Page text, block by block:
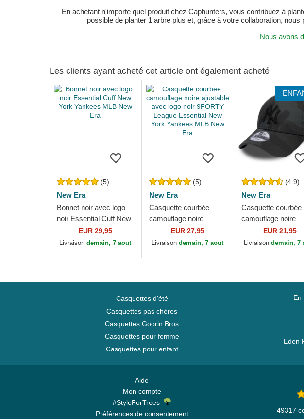
En achetant n'importe quel produit chez Caphunters, vous contribuez à
possible de planter 1 arbre plus et, grâce à votre collaboration,
Nous avons
Les clients ayant acheté cet article ont également acheté
(5)
New Era
Bonnet noir avec logo
noir Essential Cuff New
York Yankees MLB
New Era
EUR 29,95
Livraisondemain, 7 aout
(5)
New Era
Casquette courbée
camouflage noire
ajustable avec logo noir
9FORTY League
EUR 27,95
Livraisondemain, 7 aout
(4.9)
New Era
Casquette courbée
camouflage noire
ajustable pour enfant
avec logo noir
EUR 21,95
Livraisondemain, 7
Casquettes d'été
Casquettes pas chères
Casquettes Goorin Bros
Casquettes pour femme
Casquettes pour enfant
En
Eden
Aide
Mon compte
#StyleForTrees
Préférences de consentement
49317